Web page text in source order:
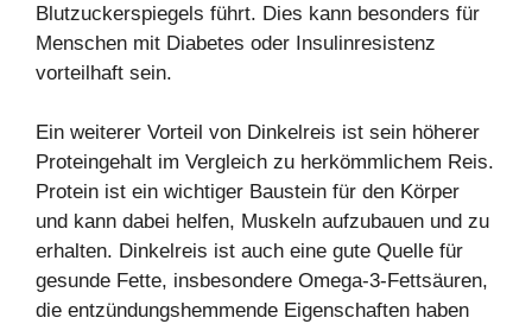
Blutzuckerspiegels führt. Dies kann besonders für
Menschen mit Diabetes oder Insulinresistenz
vorteilhaft sein.
Ein weiterer Vorteil von Dinkelreis ist sein höherer
Proteingehalt im Vergleich zu herkömmlichem Reis.
Protein ist ein wichtiger Baustein für den Körper
und kann dabei helfen, Muskeln aufzubauen und zu
erhalten. Dinkelreis ist auch eine gute Quelle für
gesunde Fette, insbesondere Omega-3-Fettsäuren,
die entzündungshemmende Eigenschaften haben